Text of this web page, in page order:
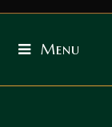
Menu